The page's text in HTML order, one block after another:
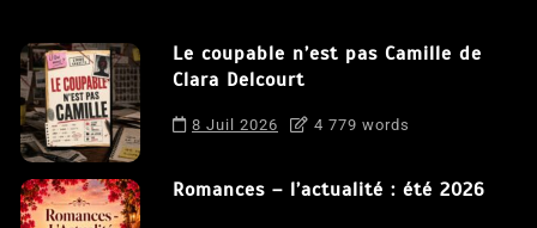
Le coupable n’est pas Camille de
Clara Delcourt
8 Juil 2026 4 779 words
Romances – l’actualité : été 2026